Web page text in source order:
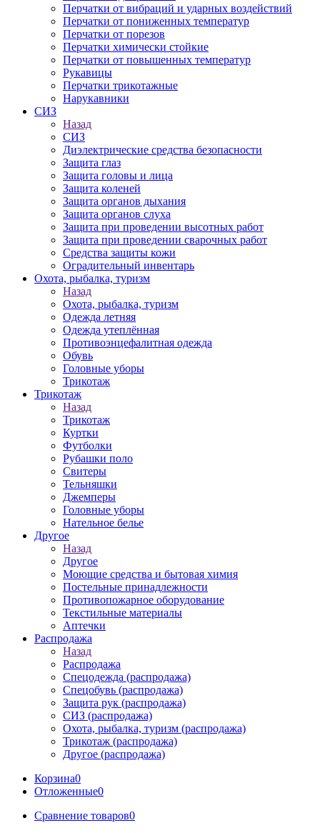
Перчатки от вибраций и ударных воздействий
Перчатки от пониженных температур
Перчатки от порезов
Перчатки химически стойкие
Перчатки от повышенных температур
Рукавицы
Перчатки трикотажные
Нарукавники
СИЗ
Назад
СИЗ
Диэлектрические средства безопасности
Защита глаз
Защита головы и лица
Защита коленей
Защита органов дыхания
Защита органов слуха
Защита при проведении высотных работ
Защита при проведении сварочных работ
Средства защиты кожи
Оградительный инвентарь
Охота, рыбалка, туризм
Назад
Охота, рыбалка, туризм
Одежда летняя
Одежда утеплённая
Противоэнцефалитная одежда
Обувь
Головные уборы
Трикотаж
Трикотаж
Назад
Трикотаж
Куртки
Футболки
Рубашки поло
Свитеры
Тельняшки
Джемперы
Головные уборы
Нательное белье
Другое
Назад
Другое
Моющие средства и бытовая химия
Постельные принадлежности
Противопожарное оборудование
Текстильные материалы
Аптечки
Распродажа
Назад
Распродажа
Спецодежда (распродажа)
Спецобувь (распродажа)
Защита рук (распродажа)
СИЗ (распродажа)
Охота, рыбалка, туризм (распродажа)
Трикотаж (распродажа)
Другое (распродажа)
Корзина0
Отложенные0
Сравнение товаров0